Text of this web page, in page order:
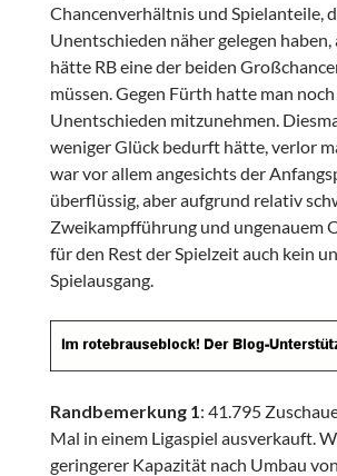
Chancenverhältnis und Spielanteile,
Unentschieden näher gelegen haben,
hätte RB eine der beiden
müssen. Gegen Fürth hatte man
Unentschieden mitzunehmen.
weniger Glück bedurft hätte, verlor
war vor allem angesichts der
überflüssig, aber aufgrund relativ
Zweikampfführung und ungenauem
für den Rest der Spielzeit auch kein
Spielausgang.
Randbemerkung 1 : 41.795
Mal in einem Ligaspiel ausverkauft.
geringerer Kapazität nach Umbau